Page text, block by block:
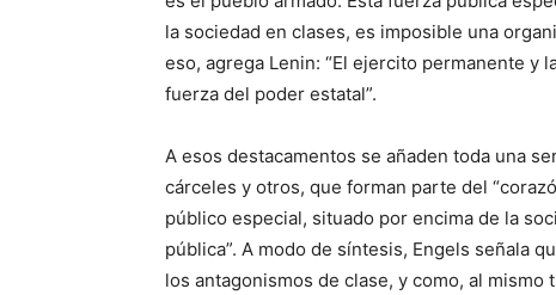
la sociedad en clases, es imposible una
eso, agrega Lenin: “El ejercito permanente y
fuerza del poder estatal”.
A esos destacamentos se añaden toda una
cárceles y otros, que forman parte del
público especial, situado por encima de la
pública”. A modo de síntesis, Engels señala
los antagonismos de clase, y como, al